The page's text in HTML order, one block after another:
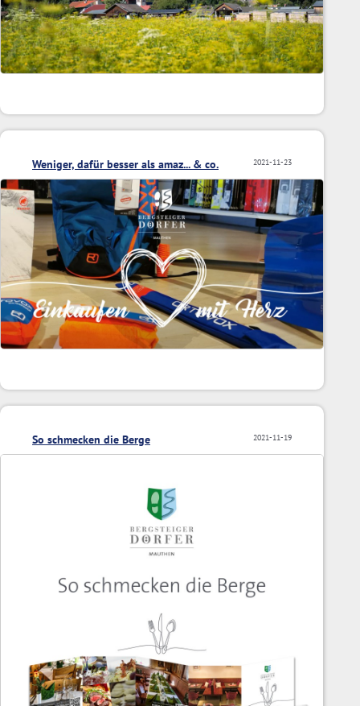
2021-11-23
Weniger, dafür besser als amaz... & co.
2021-11-19
So schmecken die Berge